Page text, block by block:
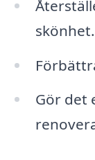
skönhet.
Gör det